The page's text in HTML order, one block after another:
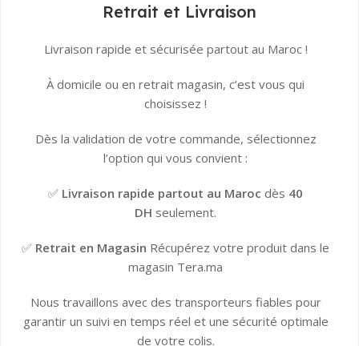
Retrait et Livraison
Livraison rapide et sécurisée partout au Maroc !
À domicile ou en retrait magasin, c’est vous qui
choisissez !
Dès la validation de votre commande, sélectionnez
l’option qui vous convient :
✅ Livraison rapide partout au Maroc dès 40
DH seulement.
✅ Retrait en Magasin Récupérez votre produit dans le
magasin Tera.ma
Nous travaillons avec des transporteurs fiables pour
garantir un suivi en temps réel et une sécurité optimale
de votre colis.